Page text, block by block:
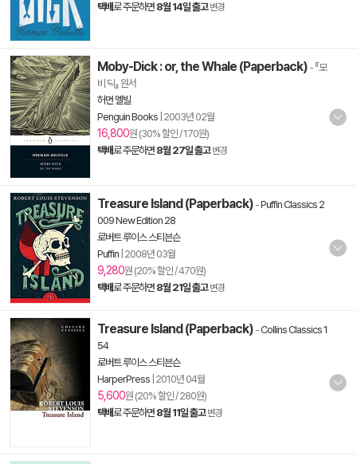
택배로 주문하면 8월 14일 출고 변경
Moby-Dick : or, the Whale (Paperback) - 『모
비 딕』 원서
허먼 멜빌
Penguin Books 2003년 02월
16,800원 (30% 할인 / 170원)
택배로 주문하면 8월 27일 출고 변경
Treasure Island (Paperback) -Puffin Classics 2
009 New Edition 28
로버트 루이스 스티븐슨
Puffin 2008년 03월
9,280원 (20% 할인 / 470원)
택배로 주문하면 8월 21일 출고 변경
Treasure Island (Paperback) -Collins Classics 1
54
로버트 루이스 스티븐슨
HarperPress 2010년 04월
5,600원 (20% 할인 / 280원)
택배로 주문하면 8월 11일 출고 변경